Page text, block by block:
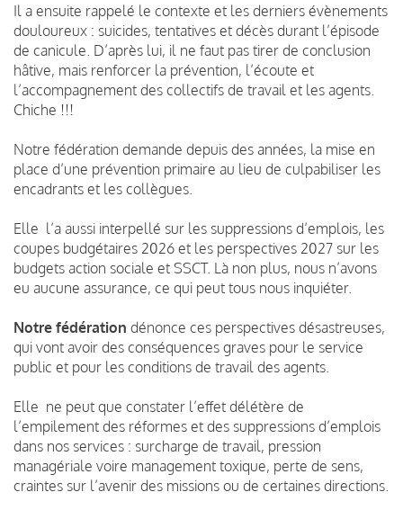
Il a ensuite rappelé le contexte et les derniers évènements
douloureux : suicides, tentatives et décès durant l’épisode
de canicule. D’après lui, il ne faut pas tirer de conclusion
hâtive, mais renforcer la prévention, l’écoute et
l’accompagnement des collectifs de travail et les agents.
Chiche !!!
Notre fédération demande depuis des années, la mise en
place d’une prévention primaire au lieu de culpabiliser les
encadrants et les collègues.
Elle l’a aussi interpellé sur les suppressions d’emplois, les
coupes budgétaires 2026 et les perspectives 2027 sur les
budgets action sociale et SSCT. Là non plus, nous n’avons
eu aucune assurance, ce qui peut tous nous inquiéter.
Notre fédération dénonce ces perspectives désastreuses,
qui vont avoir des conséquences graves pour le service
public et pour les conditions de travail des agents.
Elle ne peut que constater l’effet délétère de
l’empilement des réformes et des suppressions d’emplois
dans nos services : surcharge de travail, pression
managériale voire management toxique, perte de sens,
craintes sur l’avenir des missions ou de certaines directions.